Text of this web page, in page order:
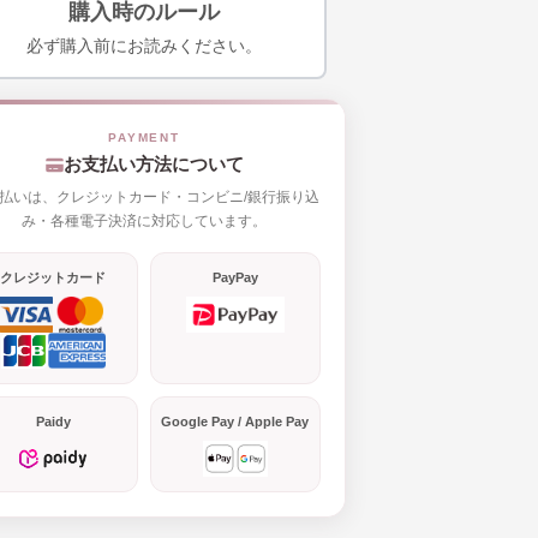
購入時のルール
必ず購入前にお読みください。
お支払い方法について
いは、クレジットカード・コンビニ/銀行振り込
み・各種電子決済に対応しています。
クレジットカード PayPay
Paidy Google Pay / Apple Pay